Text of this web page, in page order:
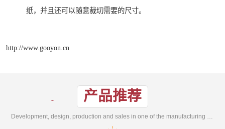
纸，并且还可以随意裁切需要的尺寸。
http://www.gooyon.cn
产品推荐
Development, design, production and sales in one of the manufacturing enterprises